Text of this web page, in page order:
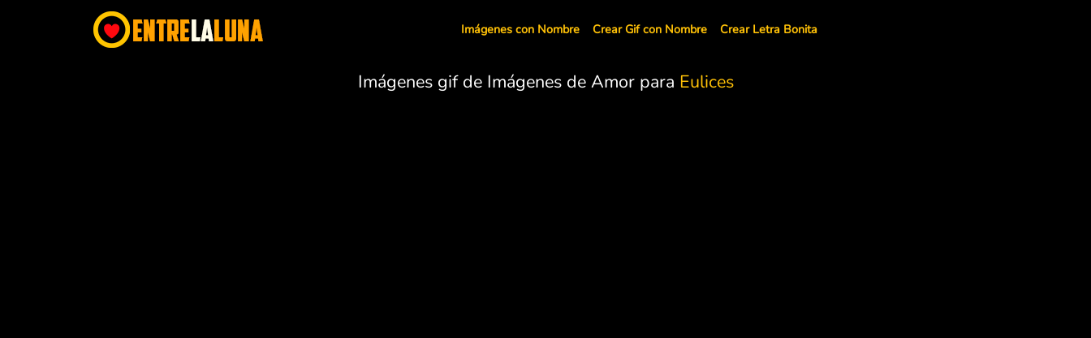
Imágenes con Nombre Crear Gif con Nombre Crear Letra Bonita
Imágenes gif de Imágenes de Amor para Eulices